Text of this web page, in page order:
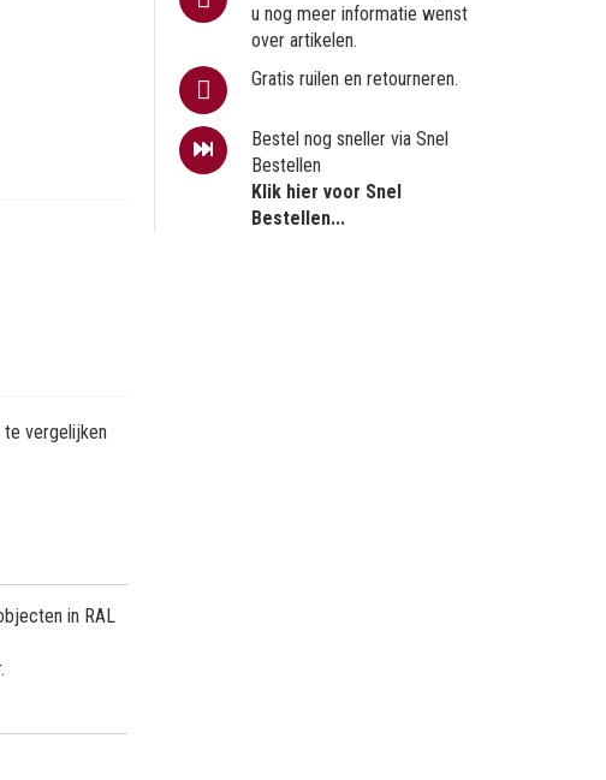
vergelijken
u nog meer informatie wenst
over artikelen.
Gratis ruilen en retourneren.
Bestel nog sneller via Snel
Bestellen
Klik hier voor Snel
Bestellen...
in RAL